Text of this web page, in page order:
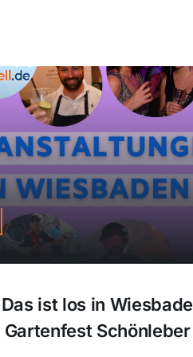
ist los in
Schönleber